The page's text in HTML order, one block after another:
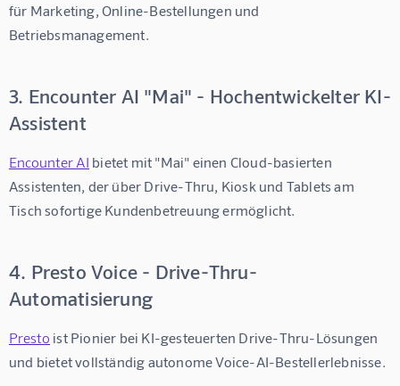
für Marketing, Online-Bestellungen und
Betriebsmanagement.
3. Encounter AI "Mai" - Hochentwickelter KI-
Assistent
Encounter AI bietet mit "Mai" einen Cloud-basierten
Assistenten, der über Drive-Thru, Kiosk und Tablets am
Tisch sofortige Kundenbetreuung ermöglicht.
4. Presto Voice - Drive-Thru-
Automatisierung
Presto ist Pionier bei KI-gesteuerten Drive-Thru-Lösungen
und bietet vollständig autonome Voice-AI-Bestellerlebnisse.